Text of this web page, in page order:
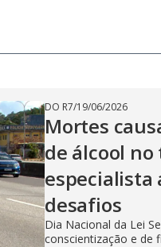
DO R7/19/06/2026
Mortes
de álcool
especialista
desafios
Dia Nacional da Lei
conscientização e de